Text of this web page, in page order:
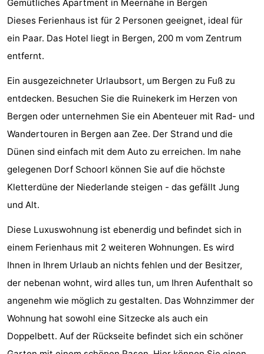
Graaf
van
Landgoed
Huize
Campingplätze
Ferienhäuser
Buiten
Bergen
-
De
Woudhoeve
-
Duinpark
Egmond
-
Duynvallei
-
Koningshof
-
Kustpark
Egmond
aan
Zee
-
Molengroet
-
Schoorlse
Duinen
-
Scorleduyn
Hotels
Zimmer
Gemütliches Apartment in Meernähe in Bergen
Dieses Ferienhaus ist für 2 Personen geeignet, ideal für
ein Paar. Das Hotel liegt in Bergen, 200 m vom Zentrum
entfernt.
Ein ausgezeichneter Urlaubsort, um Bergen zu Fuß zu
entdecken. Besuchen Sie die Ruinekerk im Herzen von
Bergen oder unternehmen Sie ein Abenteuer mit Rad- und
Wandertouren in Bergen aan Zee. Der Strand und die
Dünen sind einfach mit dem Auto zu erreichen. Im nahe
gelegenen Dorf Schoorl können Sie auf die höchste
Kletterdüne der Niederlande steigen - das gefällt Jung
und Alt.
Diese Luxuswohnung ist ebenerdig und befindet sich in
einem Ferienhaus mit 2 weiteren Wohnungen. Es wird
Ihnen in Ihrem Urlaub an nichts fehlen und der Besitzer,
der nebenan wohnt, wird alles tun, um Ihren Aufenthalt so
angenehm wie möglich zu gestalten. Das Wohnzimmer der
Wohnung hat sowohl eine Sitzecke als auch ein
Doppelbett. Auf der Rückseite befindet sich ein schöner